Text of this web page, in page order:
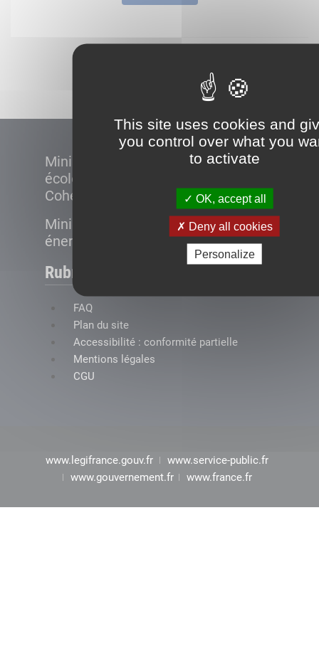
This site uses cookies and
you control over what you
to activate
OK, accept all
Deny all cookies
Personalize
Ministère de la Transition
écologique et de la
Cohésion des territoires
Ministère de la Transition
énergétique
Rubriques
FAQ
Plan du site
Accessibilité : conformité partielle
Mentions légales
CGU
www.legifrance.gouv.fr
www.service-public.fr
www.gouvernement.fr
www.france.fr